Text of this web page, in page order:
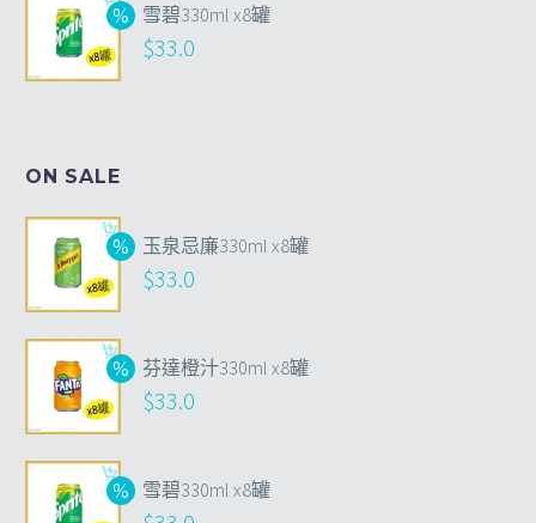
雪碧330ml x8罐
$33.0
ON SALE
玉泉忌廉330ml x8罐
$33.0
芬達橙汁330ml x8罐
$33.0
雪碧330ml x8罐